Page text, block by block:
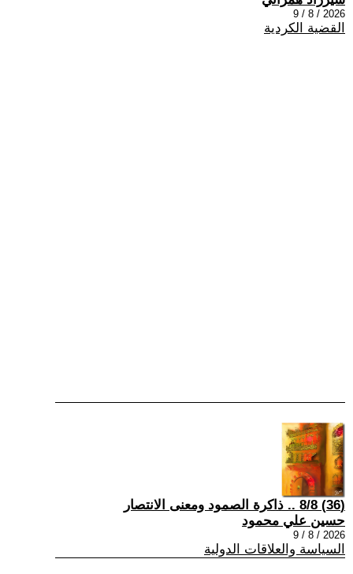
2026 / 8 / 9
القضية الكردية
(36) 8/8 .. ذاكرة الصمود ومعنى الانتصار
حسين علي محمود
2026 / 8 / 9
السياسة والعلاقات الدولية